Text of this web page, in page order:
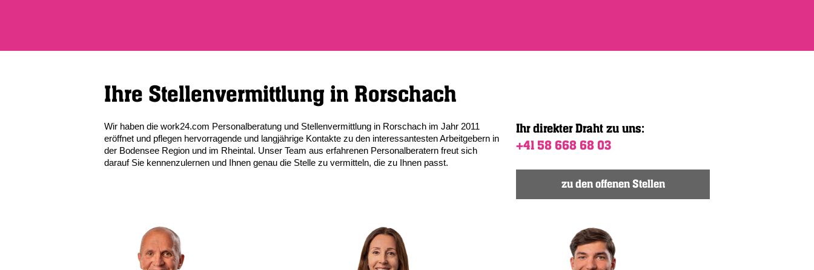
Ihre Stellenvermittlung in Rorschach
Wir haben die work24.com Personalberatung und Stellenvermittlung in Rorschach im Jahr 2011
eröffnet und pflegen hervorragende und langjährige Kontakte zu den interessantesten Arbeitgebern in
der Bodensee Region und im Rheintal. Unser Team aus erfahrenen Personalberatern freut sich
darauf Sie kennenzulernen und Ihnen genau die Stelle zu vermitteln, die zu Ihnen passt.
Ihr direkter Draht zu uns:
+41 58 668 68 03
zu den offenen Stellen